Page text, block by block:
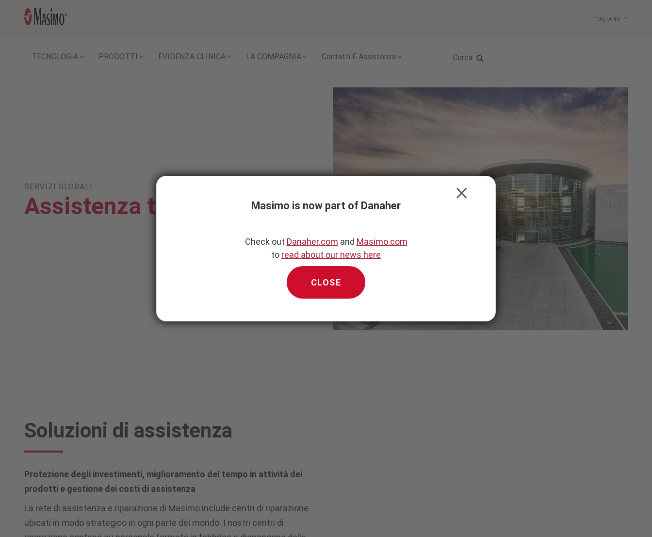
ITALIANO
TECNOLOGIA PRODOTTI EVIDENZA CLINICA LA COMPAGNIA Contatti E Assistenza Cerca
SERVIZI GLOBALI
Assistenza tecnica
Soluzioni di assistenza
Protezione degli investimenti, miglioramento del tempo in attività dei
prodotti e gestione dei costi di assistenza
La rete di assistenza e riparazione di Masimo include centri di riparazione
ubicati in modo strategico in ogni parte del mondo. I nostri centri di
Masimo is now part of Danaher
CLOSE
Check out Danaher.com and Masimo.com
to read about our news here
CLOSE